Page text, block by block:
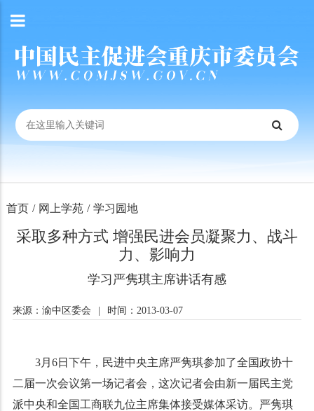
首页 / 网上学苑 / 学习园地
采取多种方式 增强民进会员凝聚力、战斗
力、影响力
学习严隽琪主席讲话有感
来源：渝中区委会 时间：2013-03-07
3月 6日 下午，民进中央主席严隽琪参加了全国政协十
二届一次会议第一场记者会，这次记者会由新一届民主党
派中央和全国工商联九位主席集体接受媒体采访。严隽琪